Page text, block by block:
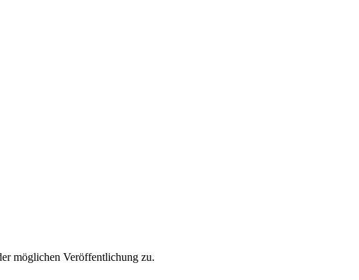
möglichen Veröffentlichung zu.